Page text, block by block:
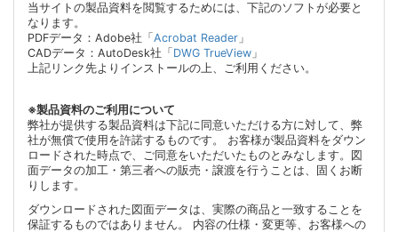
当サイトの製品資料を閲覧するためには、下記のソフトが必要と
なります。
PDFデータ：Adobe社「 Acrobat Reader 」
CADデータ：AutoDesk社「 DWG TrueView 」
上記リンク先よりインストールの上、ご利用ください。
※製品資料のご利用について
弊社が提供する製品資料は下記に同意いただける方に対して、弊
社が無償で使用を許諾するものです。 お客様が製品資料をダウン
ロードされた時点で、ご同意をいただいたものとみなします。図
面データの加工・第三者への販売・譲渡を行うことは、固くお断
りします。
ダウンロードされた図面データは、実際の商品と一致することを
保証するものではありません。 内容の仕様・変更等、お客様への